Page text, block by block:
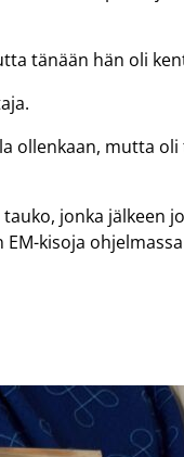
tänään hän oli
ollenkaan, mutta
jonka jälkeen
kisoja